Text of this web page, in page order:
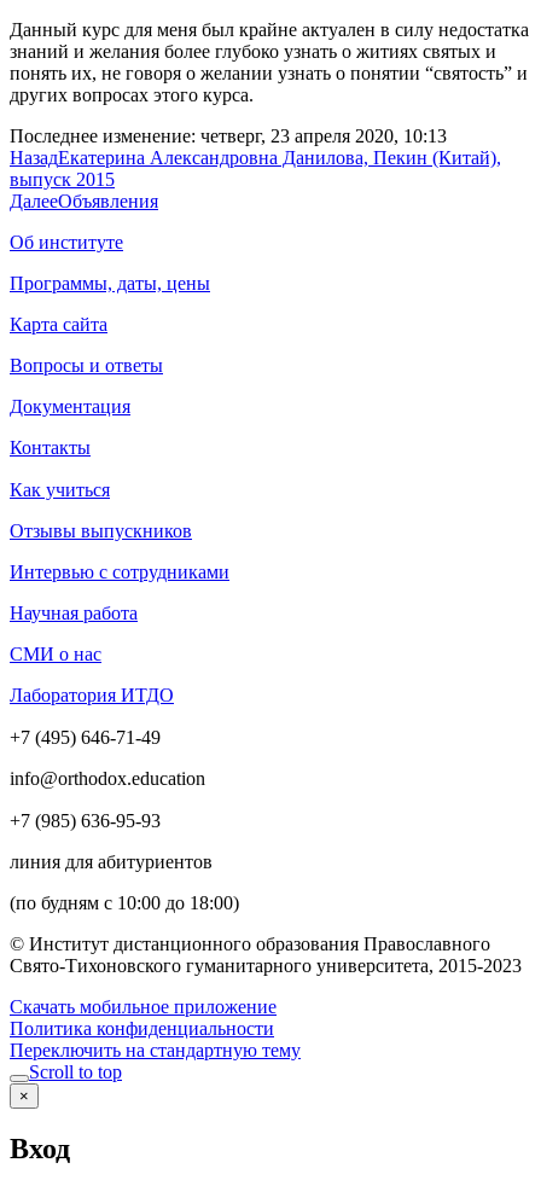
Данный курс для меня был крайне актуален в силу недостатка
знаний и желания более глубоко узнать о житиях святых и
понять их, не говоря о желании узнать о понятии “святость” и
других вопросах этого курса.
Последнее изменение: четверг, 23 апреля 2020, 10:13
НазадЕкатерина Александровна Данилова, Пекин (Китай),
выпуск 2015
ДалееОбъявления
Об институте
Программы, даты, цены
Карта сайта
Вопросы и ответы
Документация
Контакты
Как учиться
Отзывы выпускников
Интервью с сотрудниками
Научная работа
СМИ о нас
Лаборатория ИТДО
+7 (495) 646-71-49
info@orthodox.education
+7 (985) 636-95-93
линия для абитуриентов
(по будням с 10:00 до 18:00)
© Институт дистанционного образования Православного
Свято-Тихоновского гуманитарного университета, 2015-2023
Скачать мобильное приложение
Политика конфиденциальности
Переключить на стандартную тему
Scroll to top
×
Вход